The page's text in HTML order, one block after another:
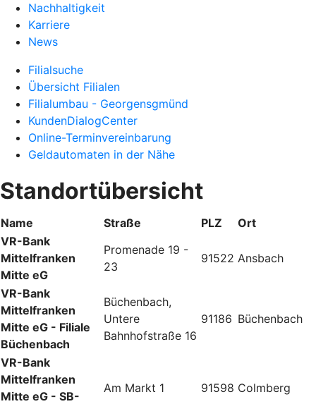
Nachhaltigkeit
Karriere
News
Filialsuche
Übersicht Filialen
Filialumbau - Georgensgmünd
KundenDialogCenter
Online-Terminvereinbarung
Geldautomaten in der Nähe
Standortübersicht
Name Straße PLZ
Ort
VR-Bank
Mittelfranken
Mitte eG
Promenade 19 -
23
91522 Ansbach
VR-Bank
Mittelfranken
Mitte eG - Filiale
Büchenbach
Büchenbach,
Untere
Bahnhofstraße 16
91186 Büchenbach
VR-Bank
Mittelfranken
Mitte eG - SB-
Am Markt 1 91598 Colmberg